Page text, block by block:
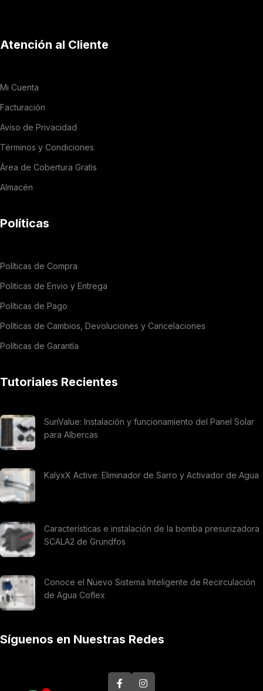
Atención al Cliente
Mi Cuenta
Facturación
Aviso de Privacidad
Términos y Condiciones
Área de Cobertura Gratis
Almacén
Políticas
Políticas de Compra
Politicas de Envio y Entrega
Políticas de Pago
Políticas de Cambios, Devoluciones y Cancelaciones
Políticas de Garantía
Tutoriales Recientes
SunValue: Instalación y funcionamiento del Panel Solar
para Albercas
KalyxX Active: Eliminador de Sarro y Activador de Agua
Características e instalación de la bomba presurizadora
SCALA2 de Grundfos
Conoce el Nuevo Sistema Inteligente de Recirculación
de Agua Coflex
Síguenos en Nuestras Redes